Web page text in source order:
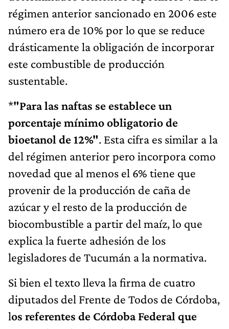
régimen anterior sancionado en 2006 este
número era de 10% por lo que se reduce
drásticamente la obligación de incorporar
este combustible de producción
sustentable.
*"Para las naftas se establece un
porcentaje mínimo obligatorio de
bioetanol de 12%". Esta cifra es similar a la
del régimen anterior pero incorpora como
novedad que al menos el 6% tiene que
provenir de la producción de caña de
azúcar y el resto de la producción de
biocombustible a partir del maíz, lo que
explica la fuerte adhesión de los
legisladores de Tucumán a la normativa.
Si bien el texto lleva la firma de cuatro
diputados del Frente de Todos de Córdoba,
los referentes de Córdoba Federal que